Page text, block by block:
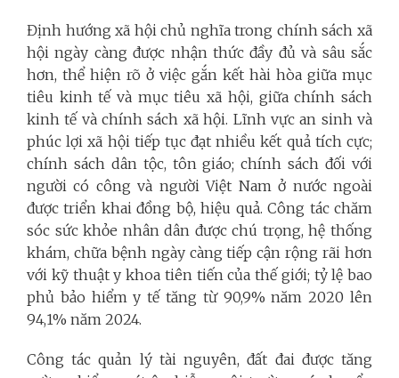
Định hướng xã hội chủ nghĩa trong chính sách xã
hội ngày càng được nhận thức đầy đủ và sâu sắc
hơn, thể hiện rõ ở việc gắn kết hài hòa giữa mục
tiêu kinh tế và mục tiêu xã hội, giữa chính sách
kinh tế và chính sách xã hội. Lĩnh vực an sinh và
phúc lợi xã hội tiếp tục đạt nhiều kết quả tích cực;
chính sách dân tộc, tôn giáo; chính sách đối với
người có công và người Việt Nam ở nước ngoài
được triển khai đồng bộ, hiệu quả. Công tác chăm
sóc sức khỏe nhân dân được chú trọng, hệ thống
khám, chữa bệnh ngày càng tiếp cận rộng rãi hơn
với kỹ thuật y khoa tiên tiến của thế giới; tỷ lệ bao
phủ bảo hiểm y tế tăng từ 90,9% năm 2020 lên
94,1% năm 2024.
Công tác quản lý tài nguyên, đất đai được tăng